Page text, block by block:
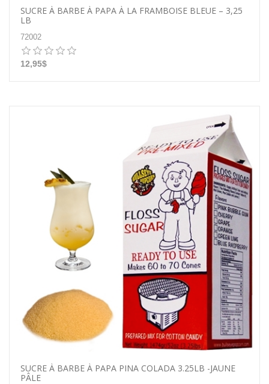
SUCRE À BARBE À PAPA À LA FRAMBOISE BLEUE – 3,25
LB
72002
12,95$
SUCRE À BARBE À PAPA PINA COLADA 3.25LB -JAUNE
PÂLE